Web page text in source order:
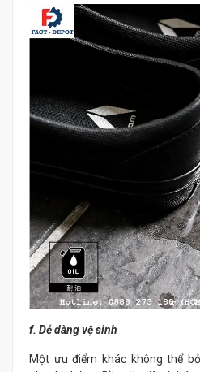
f. Dễ dàng vệ sinh
Một ưu điểm khác không thể